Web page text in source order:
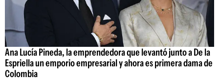
Ana Lucía Pineda, la emprendedora que levantó junto a De la
Espriella un emporio empresarial y ahora es primera dama de
Colombia